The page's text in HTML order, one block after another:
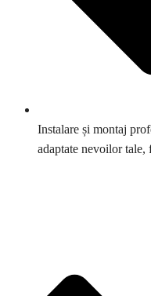
Instalare și montaj
adaptate nevoilor